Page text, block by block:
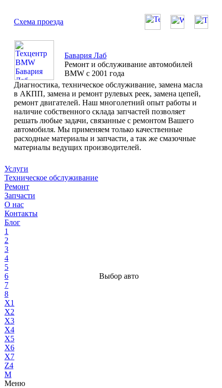
Схема проезда
Бавария Лаб
Ремонт и обслуживание автомобилей
BMW с 2001 года
Диагностика, техническое обслуживание, замена масла
в АКПП, замена и ремонт рулевых реек, замена цепей,
ремонт двигателей. Наш многолетний опыт работы и
наличие собственного склада запчастей позволяет
решать любые задачи, связанные с ремонтом Вашего
автомобиля. Мы применяем только качественные
расходные материалы и запчасти, а так же смазочные
материалы ведущих производителей.
Услуги
Техническое обслуживание
Ремонт
Запчасти
О нас
Контакты
Блог
1
2
3
4
5
6
7
8
X1
X2
X3
X4
X5
X6
X7
Z4
М
Меню
Выбор авто